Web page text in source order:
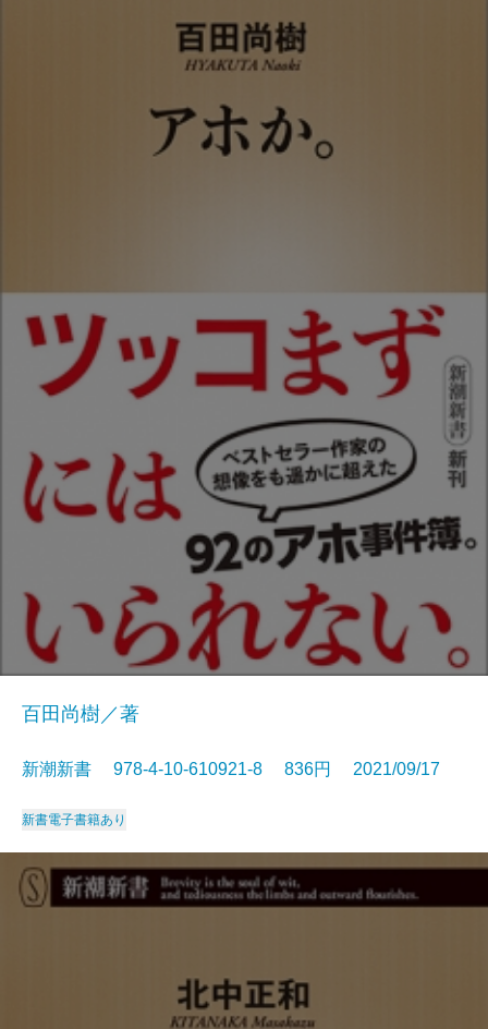
百田尚樹／著
新潮新書 978-4-10-610921-8 836円 2021/09/17
新書電子書籍あり